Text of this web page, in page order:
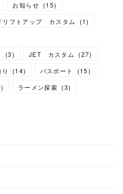
お知らせ (15)
リフトアップ カスタム (1)
(3) JET カスタム (27)
(14) バスボート (15)
) ラーメン探索 (3)